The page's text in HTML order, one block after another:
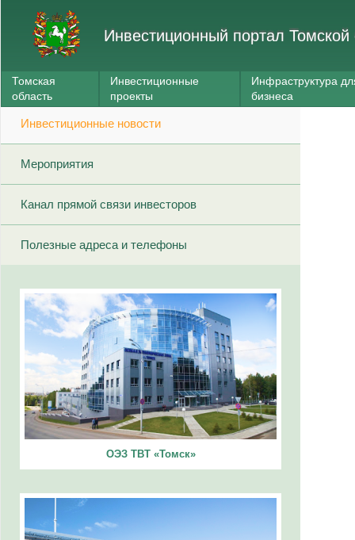
Инвестиционный портал Томской
Томская
область
Инвестиционные
проекты
Инфраструктура
бизнеса
Инвестиционные новости
Мероприятия
Канал прямой связи инвесторов
Полезные адреса и телефоны
ОЭЗ ТВТ «Томск»